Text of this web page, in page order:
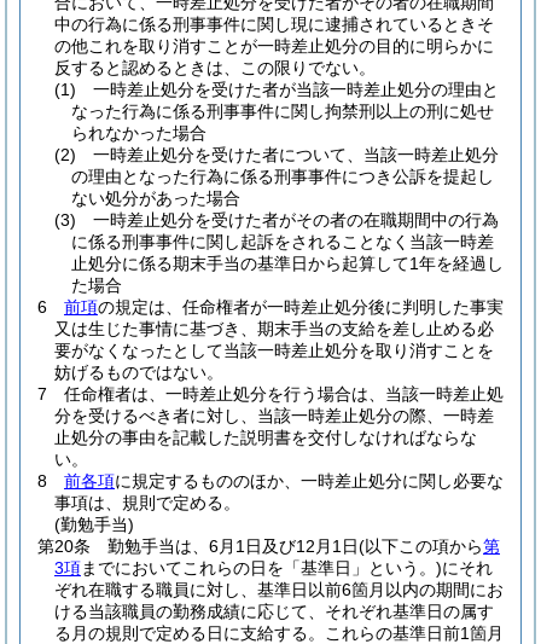
中の行為に係る刑事事件に関し現に逮捕されているときそ
の他これを取り消すことが一時差止処分の目的に明らかに
反すると認めるときは、この限りでない。
(1)
一時差止処分を受けた者が当該一時差止処分の理由と
なった行為に係る刑事事件に関し拘禁刑以上の刑に処せ
られなかった場合
(2)
一時差止処分を受けた者について、当該一時差止処分
の理由となった行為に係る刑事事件につき公訴を提起し
ない処分があった場合
(3)
一時差止処分を受けた者がその者の在職期間中の行為
に係る刑事事件に関し起訴をされることなく当該一時差
止処分に係る期末手当の基準日から起算して1年を経過し
た場合
6
前項の規定は、任命権者が一時差止処分後に判明した事実
又は生じた事情に基づき、期末手当の支給を差し止める必
要がなくなったとして当該一時差止処分を取り消すことを
妨げるものではない。
7
任命権者は、一時差止処分を行う場合は、当該一時差止処
分を受けるべき者に対し、当該一時差止処分の際、一時差
止処分の事由を記載した説明書を交付しなければならな
い。
8
前各項に規定するもののほか、一時差止処分に関し必要な
事項は、規則で定める。
(勤勉手当)
第20条
勤勉手当は、6月1日及び12月1日(以下この項から第
3項までにおいてこれらの日を「基準日」という。)にそれ
ぞれ在職する職員に対し、基準日以前6箇月以内の期間にお
ける当該職員の勤務成績に応じて、それぞれ基準日の属す
る月の規則で定める日に支給する。
これらの基準日前1箇月